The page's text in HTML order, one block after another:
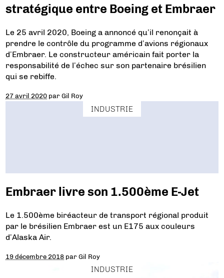
stratégique entre Boeing et Embraer
Le 25 avril 2020, Boeing a annoncé qu’il renonçait à
prendre le contrôle du programme d’avions régionaux
d’Embraer. Le constructeur américain fait porter la
responsabilité de l’échec sur son partenaire brésilien
qui se rebiffe.
27 avril 2020 parGil Roy
INDUSTRIE
Embraer livre son 1.500ème E-Jet
Le 1.500ème biréacteur de transport régional produit
par le brésilien Embraer est un E175 aux couleurs
d’Alaska Air.
19 décembre 2018 parGil Roy
INDUSTRIE